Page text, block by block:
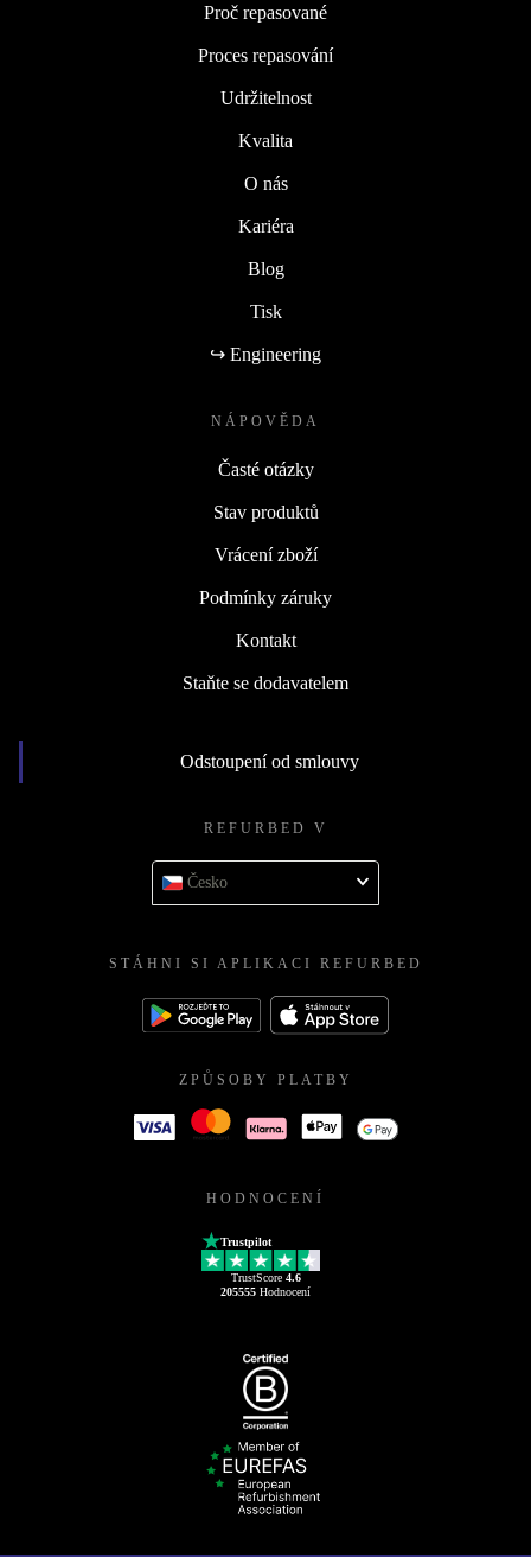
Proč repasované
Proces repasování
Udržitelnost
Kvalita
O nás
Kariéra
Blog
Tisk
↪ Engineering
NÁPOVĚDA
Časté otázky
Stav produktů
Vrácení zboží
Podmínky záruky
Kontakt
Staňte se dodavatelem
Odstoupení od smlouvy
REFURBED V
Česko
STÁHNI SI APLIKACI REFURBED
ZPŮSOBY PLATBY
HODNOCENÍ
Trustpilot
TrustScore 4.6
205555 Hodnocení